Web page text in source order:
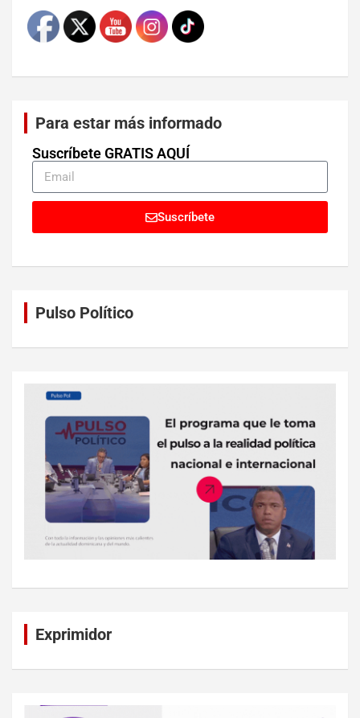
Para estar más informado
Suscríbete GRATIS AQUÍ
Suscríbete
Pulso Político
Exprimidor